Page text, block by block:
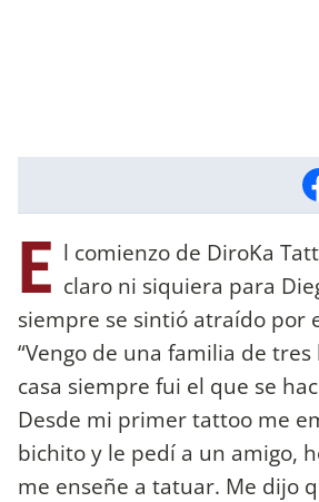
E l comienzo de DiroKa
claro ni siquiera para
siempre se sintió atraído por
“Vengo de una familia de
casa siempre fui el que se
Desde mi primer tattoo me
bichito y le pedí a un amigo,
me enseñe a tatuar. Me dijo